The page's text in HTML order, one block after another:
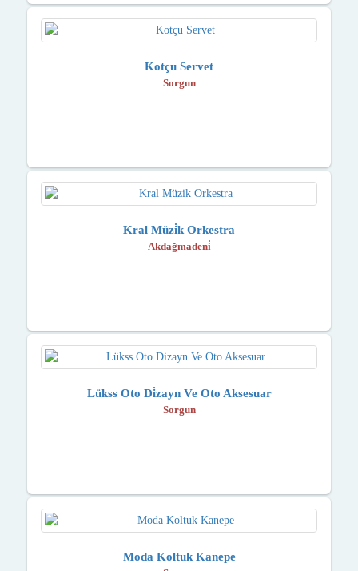
Kotçu Servet
Sorgun
Kral Müzi̇k Orkestra
Akdağmadeni̇
Lükss Oto Di̇zayn Ve Oto Aksesuar
Sorgun
Moda Koltuk Kanepe